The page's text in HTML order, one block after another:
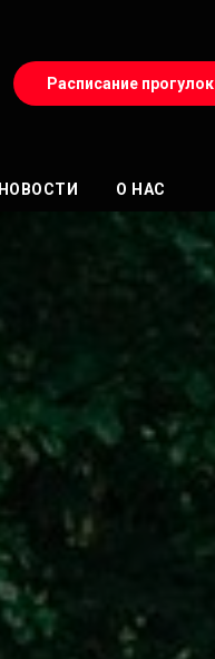
Расписание прогулок
НОВОСТИ О НАС